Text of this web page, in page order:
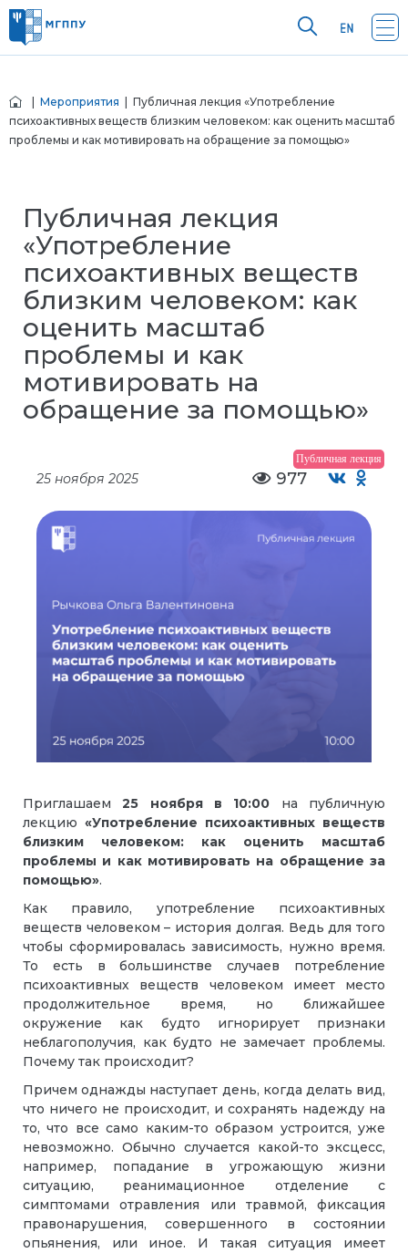
Мероприятия | Публичная лекция «Употребление
психоактивных веществ близким человеком: как оценить масштаб
проблемы и как мотивировать на обращение за помощью»
Публичная лекция
«Употребление
психоактивных веществ
близким человеком: как
оценить масштаб
проблемы и как
мотивировать на
обращение за помощью»
Публичная лекция
25 ноября 2025 977
Приглашаем 25 ноября в 10:00 на публичную
лекцию «Употребление психоактивных веществ
близким человеком: как оценить масштаб
проблемы и как мотивировать на обращение за
помощью».
Как правило, употребление психоактивных
веществ человеком – история долгая. Ведь для того
чтобы сформировалась зависимость, нужно время.
То есть в большинстве случаев потребление
психоактивных веществ человеком имеет место
продолжительное время, но ближайшее
окружение как будто игнорирует признаки
неблагополучия, как будто не замечает проблемы.
Почему так происходит?
Причем однажды наступает день, когда делать вид,
что ничего не происходит, и сохранять надежду на
то, что все само каким-то образом устроится, уже
невозможно. Обычно случается какой-то эксцесс,
например, попадание в угрожающую жизни
ситуацию, реанимационное отделение с
симптомами отравления или травмой, фиксация
правонарушения, совершенного в состоянии
опьянения, или иное. И такая ситуация имеет